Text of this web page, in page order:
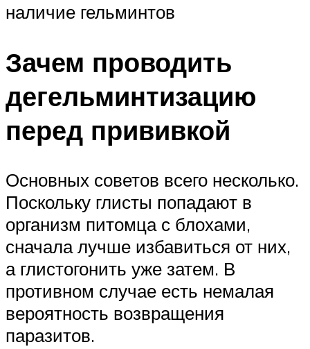
наличие гельминтов
Зачем проводить
дегельминтизацию
перед прививкой
Основных советов всего несколько.
Поскольку глисты попадают в
организм питомца с блохами,
сначала лучше избавиться от них,
а глистогонить уже затем. В
противном случае есть немалая
вероятность возвращения
паразитов.